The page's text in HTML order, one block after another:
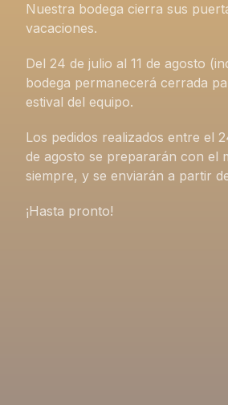
Nuestra bodega cierra sus
vacaciones.
Del 24 de julio al 11 de agosto
bodega permanecerá cerrada
estival del equipo.
Los pedidos realizados entre el
de agosto se prepararán con el
siempre, y se enviarán a partir
¡Hasta pronto!